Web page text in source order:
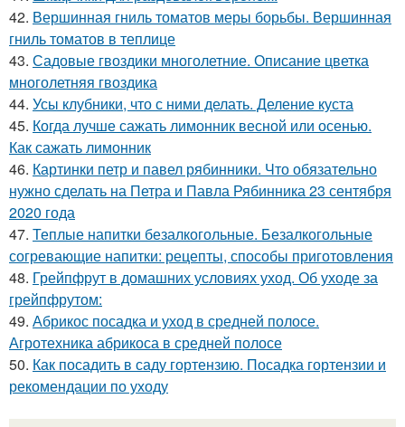
42. Вершинная гниль томатов меры борьбы. Вершинная
гниль томатов в теплице
43. Садовые гвоздики многолетние. Описание цветка
многолетняя гвоздика
44. Усы клубники, что с ними делать. Деление куста
45. Когда лучше сажать лимонник весной или осенью.
Как сажать лимонник
46. Картинки петр и павел рябинники. Что обязательно
нужно сделать на Петра и Павла Рябинника 23 сентября
2020 года
47. Теплые напитки безалкогольные. Безалкогольные
согревающие напитки: рецепты, способы приготовления
48. Грейпфрут в домашних условиях уход. Об уходе за
грейпфрутом:
49. Абрикос посадка и уход в средней полосе.
Агротехника абрикоса в средней полосе
50. Как посадить в саду гортензию. Посадка гортензии и
рекомендации по уходу